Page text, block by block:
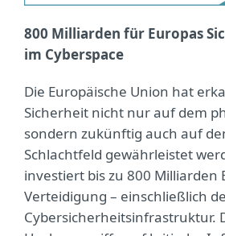
800 Milliarden für Europas
im Cyberspace
Die Europäische Union hat
Sicherheit nicht nur auf dem
sondern zukünftig auch auf
Schlachtfeld gewährleistet
investiert bis zu 800 Milliarden
Verteidigung – einschließlich
Cybersicherheitsinfrastruktur.